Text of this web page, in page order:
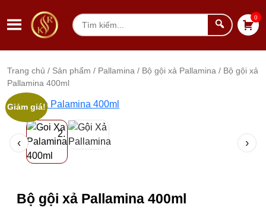
Tìm
0
Trang chủ / Sản phẩm / Pallamina / Bộ gội xả Pallamina / Bộ gội xả
Pallamina 400ml
Tổng quan sản phẩm
Thư viện ảnh sản phẩm
Giảm giá!
‹ ›
Thông tin mua hàng
Bộ gội xả Pallamina 400ml